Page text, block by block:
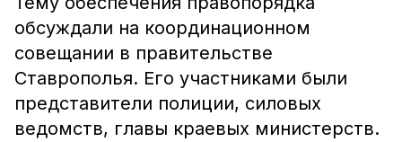
обсуждали на координационном
совещании в правительстве
Ставрополья. Его участниками были
представители полиции, силовых
ведомств, главы краевых министерств.